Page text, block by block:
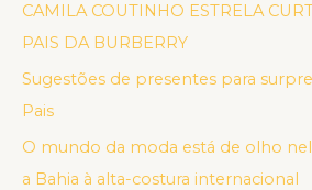
CAMILA COUTINHO ESTRELA
PAIS DA BURBERRY
Sugestões de presentes para
Pais
O mundo da moda está de olho
a Bahia à alta-costura internacional